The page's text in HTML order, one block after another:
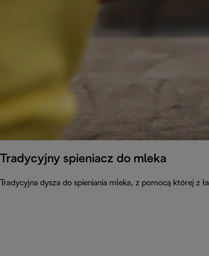
Tradycyjny spieniacz do mleka
Tradycyjna dysza do spieniania mleka, z pomocą której z